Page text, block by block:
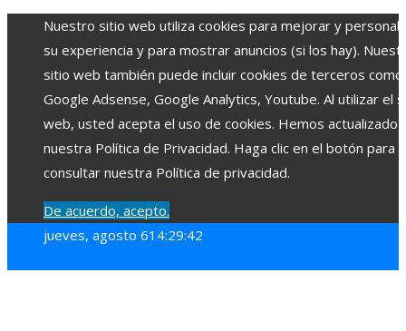
Nuestro sitio web utiliza cookies para mejorar y
su experiencia y para mostrar anuncios (si los hay).
sitio web también puede incluir cookies de terceros como
Google Adsense, Google Analytics, Youtube. Al utilizar el
web, usted acepta el uso de cookies. Hemos actualizado
nuestra Política de Privacidad. Haga clic en el botón para
consultar nuestra Política de privacidad.
De acuerdo, acepto.
jueves, agosto 614:29:44